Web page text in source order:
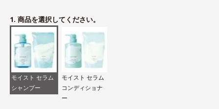
1. 商品を選択してください。
モイスト セラム
シャンプー
モイスト セラム
コンディショナ
ー